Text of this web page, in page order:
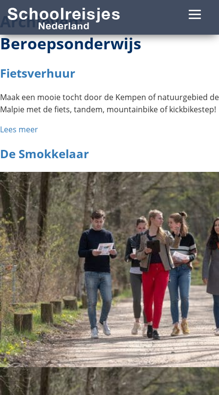
Archieven:
Beroepsonderwijs
Fietsverhuur
Maak een mooie tocht door de Kempen of natuurgebied de
Malpie met de fiets, tandem, mountainbike of kickbikestep!
Lees meer
De Smokkelaar